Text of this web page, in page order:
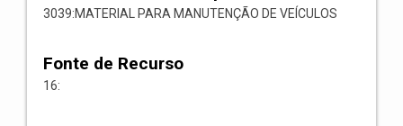
3039:MATERIAL PARA MANUTENÇÃO DE VEÍCULOS
Fonte de Recurso
16: